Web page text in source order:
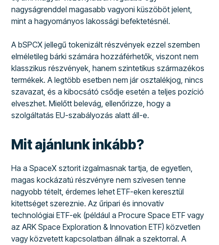
nagyságrenddel magasabb vagyoni küszöböt jelent,
mint a hagyományos lakossági befektetésnél.
A bSPCX jellegű tokenizált részvények ezzel szemben
elméletileg bárki számára hozzáférhetők, viszont nem
klasszikus részvények, hanem szintetikus származékos
termékek. A legtöbb esetben nem jár osztalékjog, nincs
szavazat, és a kibocsátó csődje esetén a teljes pozíció
elveszhet. Mielőtt belevág, ellenőrizze, hogy a
szolgáltatás EU-szabályozás alatt áll-e.
Mit ajánlunk inkább?
Ha a SpaceX sztorit izgalmasnak tartja, de egyetlen,
magas kockázatú részvényre nem szívesen tenne
nagyobb tételt, érdemes lehet ETF-eken keresztül
kitettséget szereznie. Az űripari és innovatív
technológiai ETF-ek (például a Procure Space ETF vagy
az ARK Space Exploration & Innovation ETF) közvetlen
vagy közvetett kapcsolatban állnak a szektorral. A